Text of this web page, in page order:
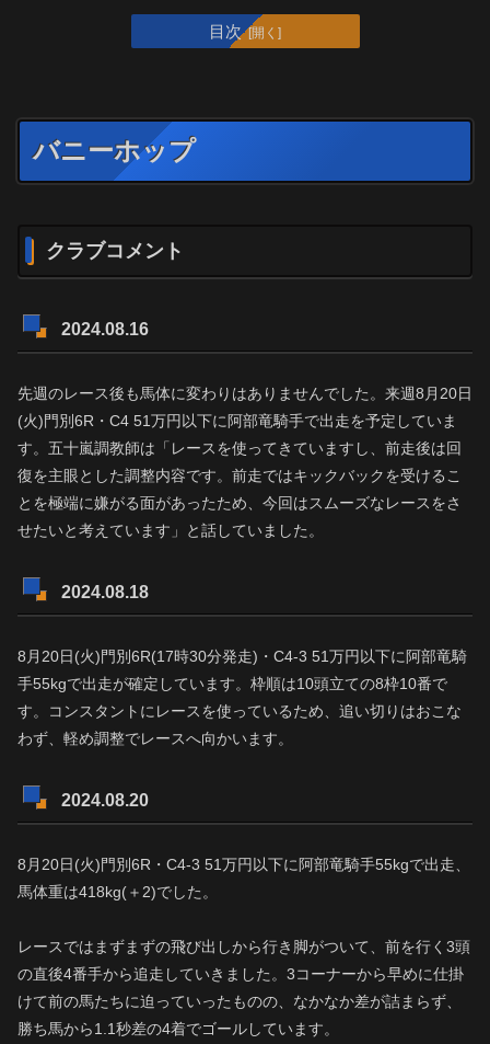
目次
バニーホップ
クラブコメント
2024.08.16
先週のレース後も馬体に変わりはありませんでした。来週8月20日
(火)門別6R・C4 51万円以下に阿部竜騎手で出走を予定していま
す。五十嵐調教師は「レースを使ってきていますし、前走後は回
復を主眼とした調整内容です。前走ではキックバックを受けるこ
とを極端に嫌がる面があったため、今回はスムーズなレースをさ
せたいと考えています」と話していました。
2024.08.18
8月20日(火)門別6R(17時30分発走)・C4-3 51万円以下に阿部竜騎
手55kgで出走が確定しています。枠順は10頭立ての8枠10番で
す。コンスタントにレースを使っているため、追い切りはおこな
わず、軽め調整でレースへ向かいます。
2024.08.20
8月20日(火)門別6R・C4-3 51万円以下に阿部竜騎手55kgで出走、
馬体重は418kg(＋2)でした。
レースではまずまずの飛び出しから行き脚がついて、前を行く3頭
の直後4番手から追走していきました。3コーナーから早めに仕掛
けて前の馬たちに迫っていったものの、なかなか差が詰まらず、
勝ち馬から1.1秒差の4着でゴールしています。